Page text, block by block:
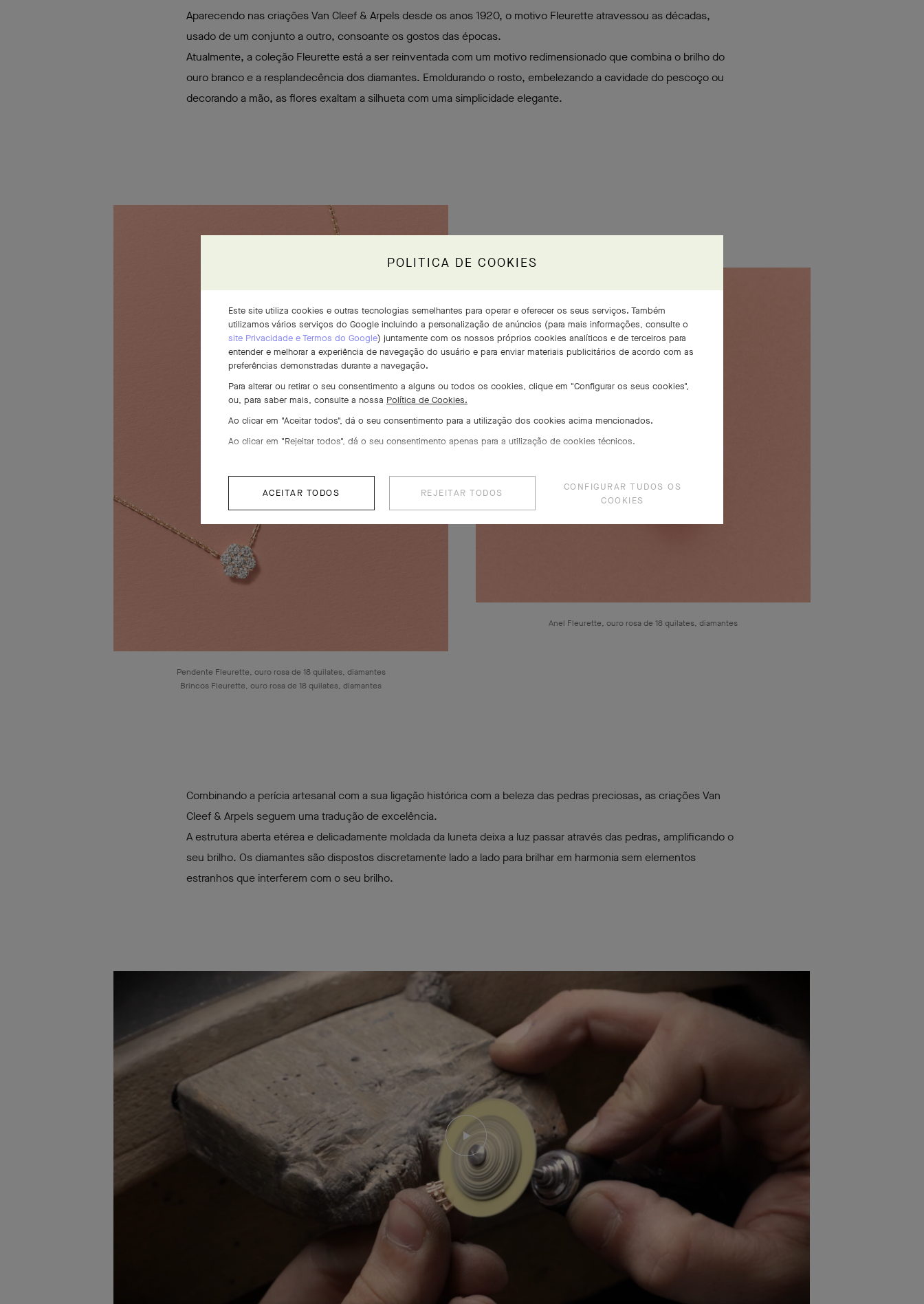
Aparecendo nas criações Van Cleef & Arpels desde os anos 1920, o motivo Fleurette atravessou as décadas,
usado de um conjunto a outro, consoante os gostos das épocas.
Atualmente, a coleção Fleurette está a ser reinventada com um motivo redimensionado que combina o brilho do
ouro branco e a resplandecência dos diamantes. Emoldurando o rosto, embelezando a cavidade do pescoço ou
decorando a mão, as flores exaltam a silhueta com uma simplicidade elegante.
Pendente Fleurette, ouro rosa de 18 quilates, diamantes
Brincos Fleurette, ouro rosa de 18 quilates, diamantes
Anel Fleurette, ouro rosa de 18 quilates, diamantes
Combinando a perícia artesanal com a sua ligação histórica com a beleza das pedras preciosas, as criações Van
Cleef & Arpels seguem uma tradução de excelência.
A estrutura aberta etérea e delicadamente moldada da luneta deixa a luz passar através das pedras, amplificando o
seu brilho. Os diamantes são dispostos discretamente lado a lado para brilhar em harmonia sem elementos
estranhos que interferem com o seu brilho.
POLITICA DE COOKIES
Este site utiliza cookies e outras tecnologias semelhantes para operar e oferecer os seus serviços. Também
utilizamos vários serviços do Google incluindo a personalização de anúncios (para mais informações, consulte o
site Privacidade e Termos do Google) juntamente com os nossos próprios cookies analíticos e de terceiros para
entender e melhorar a experiência de navegação do usuário e para enviar materiais publicitários de acordo com as
preferências demonstradas durante a navegação.
Para alterar ou retirar o seu consentimento a alguns ou todos os cookies, clique em "Configurar os seus cookies",
ou, para saber mais, consulte a nossa Política de Cookies.
Ao clicar em "Aceitar todos", dá o seu consentimento para a utilização dos cookies acima mencionados.
Ao clicar em "Rejeitar todos", dá o seu consentimento apenas para a utilização de cookies técnicos.
ACEITAR TODOS REJEITAR TODOS
CONFIGURAR TUDOS OS
COOKIES